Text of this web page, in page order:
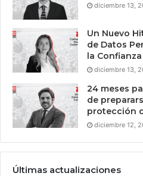
diciembre 13,
Un Nuevo
de Datos
la Confianza
diciembre 13,
24 meses
de
protección
diciembre 12,
Últimas actualizaciones